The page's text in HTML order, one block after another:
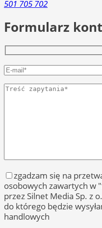
501 705 702
Formularz
zgadzam się na
osobowych zawartych
przez Silnet Media Sp. z
do którego będzie
handlowych